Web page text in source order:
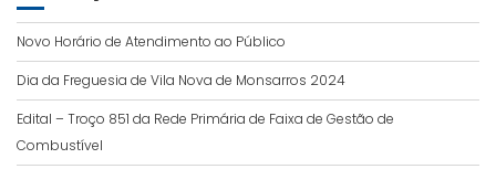
Novo Horário de Atendimento ao Público
Dia da Freguesia de Vila Nova de Monsarros 2024
Edital – Troço 851 da Rede Primária de Faixa de Gestão de
Combustível